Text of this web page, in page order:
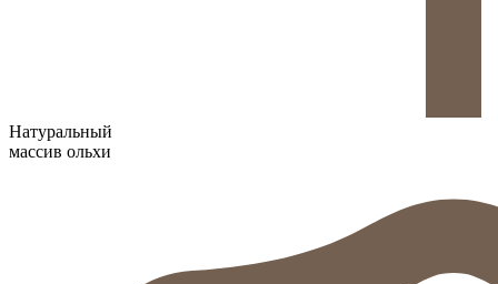
Натуральный
массив ольхи